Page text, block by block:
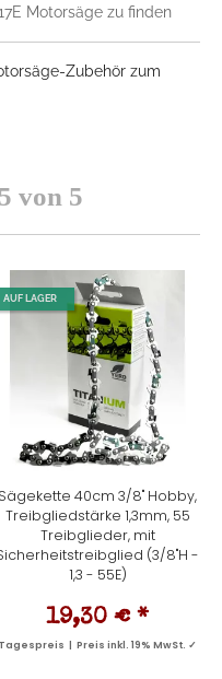
Motorsäge zu finden
Zubehör zum
von 5
AUF LAGER
Sägekette 40cm 3/8" Hobby,
Treibgliedstärke 1,3mm, 55
Treibglieder, mit
(3/8"H -
1,3 - 55E)
19,30 € *
Tagespreis | Preis inkl. 19% MwSt. ✓